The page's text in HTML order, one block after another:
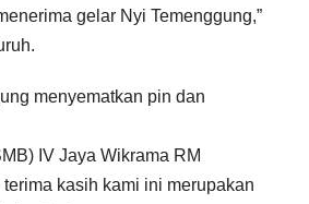
gelar Nyi Temenggung,”
menyematkan pin dan
IV Jaya Wikrama RM
kasih kami ini merupakan